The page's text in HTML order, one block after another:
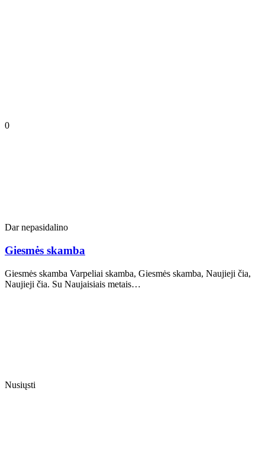
0
Dar nepasidalino
Giesmės skamba
Giesmės skamba Varpeliai skamba, Giesmės skamba, Naujieji čia,
Naujieji čia. Su Naujaisiais metais…
Nusiųsti